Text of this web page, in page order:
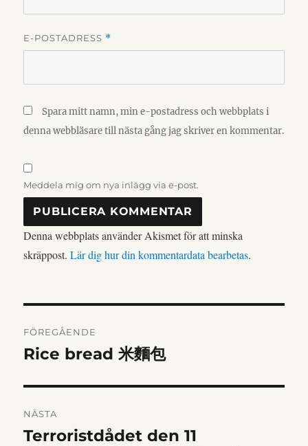
E-POSTADRESS *
Spara mitt namn, min e-postadress och webbplats i
denna webbläsare till nästa gång jag skriver en kommentar.
Meddela mig om nya inlägg via e-post.
Denna webbplats använder Akismet för att minska
skräppost.Lär dig hur din kommentardata bearbetas.
FÖREGÅENDE
Föregående
Rice bread 米麵包
NÄSTA
Nästa
Terroristdådet den 11